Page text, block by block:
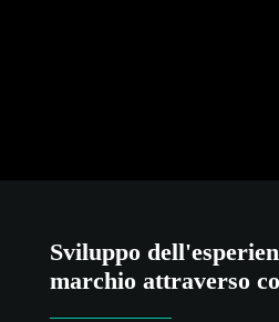
Sviluppo
marchio attraverso